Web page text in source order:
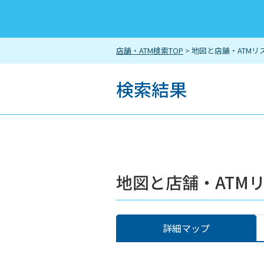
店舗・ATM検索TOP > 地図と店舗・ATMリ
検索結果
地図と店舗・ATM
詳細マップ